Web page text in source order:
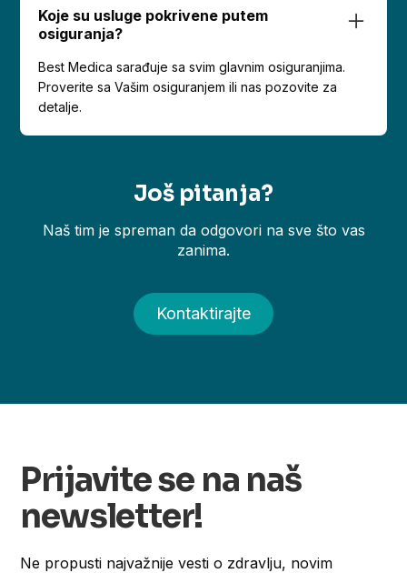
Koje su usluge pokrivene putem
osiguranja?
Best Medica sarađuje sa svim glavnim osiguranjima.
Proverite sa Vašim osiguranjem ili nas pozovite za
detalje.
Još pitanja?
Naš tim je spreman da odgovori na sve što vas
zanima.
Kontaktirajte
Prijavite se na naš
newsletter!
Ne propusti najvažnije vesti o zdravlju, novim